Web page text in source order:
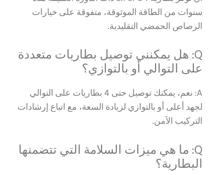
سنوات من الطاقة الموثوقة، متفوقة على خيارات
الرصاص الحمضي التقليدية.
Q: هل يمكنني توصيل بطاريات متعددة
على التوالي أو بالتوازي؟
A: نعم، يمكنك توصيل حتى 4 بطاريات على التوالي
لجهد أعلى أو بالتوازي لزيادة السعة، مع اتباع إرشادات
التركيب الآمن.
Q: ما هي ميزات السلامة التي تتضمنها
البطارية؟